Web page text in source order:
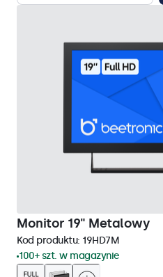
Monitor 19" Metalowy
Kod produktu: 19HD7M
100+ szt. w magazynie